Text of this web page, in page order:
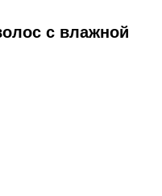
с влажной